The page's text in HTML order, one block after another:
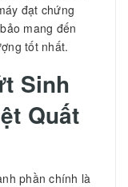
đạt chứng
mang đến
tốt nhất.
Sinh
Quất
phần chính là